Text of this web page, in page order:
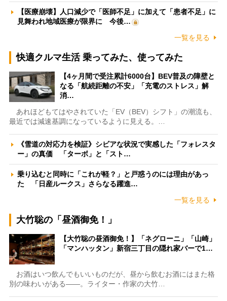
【医療崩壊】人口減少で「医師不足」に加えて「患者不足」に
見舞われ地域医療が限界に 今後…
一覧を見る
快適クルマ生活 乗ってみた、使ってみた
【4ヶ月間で受注累計6000台】BEV普及の障壁と
なる「航続距離の不安」「充電のストレス」解
消…
あれほどもてはやされていた「EV（BEV）シフト」の潮流も、
最近では減速基調になっているように見える。…
《雪道の対応力を検証》シビアな状況で実感した「フォレスタ
ー」の真価 「ターボ」と「スト…
乗り込むと同時に「これが軽？」と戸惑うのには理由があっ
た 「日産ルークス」さらなる躍進…
一覧を見る
大竹聡の「昼酒御免！」
【大竹聡の昼酒御免！】「ネグローニ」「山崎」
「マンハッタン」新宿三丁目の隠れ家バーで1…
お酒はいつ飲んでもいいものだが、昼から飲むお酒にはまた格
別の味わいがある――。ライター・作家の大竹…